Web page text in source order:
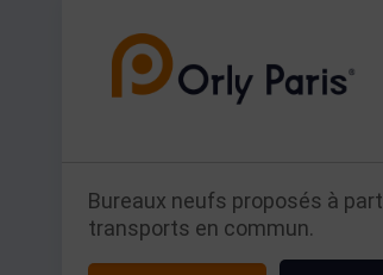
Bureaux neufs proposés à
transports en commun.